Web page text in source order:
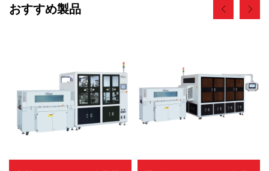
おすすめ製品